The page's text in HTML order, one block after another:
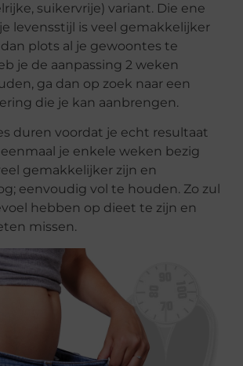
suikervrije) variant. Die ene
levensstijl is veel gemakkelijker
plots al je gewoontes te
je de aanpassing 2 weken
ga dan op zoek naar een
die je kan aanbrengen.
duren voordat je echt resultaat
je enkele weken bezig
gemakkelijker zijn en
eenvoudig vol te houden. Zo zul
hebben op dieet te zijn en
missen.